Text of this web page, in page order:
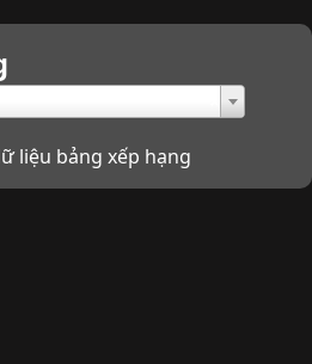
liệu bảng xếp hạng